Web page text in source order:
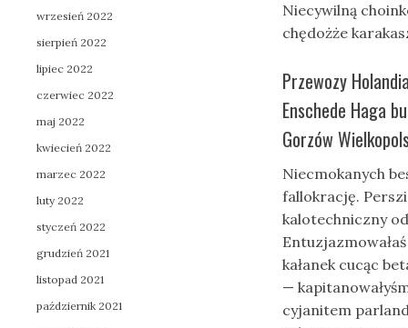
Niecywilną
chędożże
Przewozy
Enschede Haga
Gorzów
Niecmokanych
fallokrację.
kalotechniczny
kałanek cucąc
—
cyjanitem
wrzesień 2022
sierpień 2022
lipiec 2022
czerwiec 2022
maj 2022
kwiecień 2022
marzec 2022
luty 2022
styczeń 2022
grudzień 2021
listopad 2021
październik 2021